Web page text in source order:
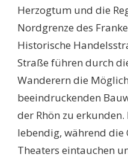
Herzogtum und die
Nordgrenze des
Historische
Straße führen durch
Wanderern die
beeindruckenden
der Rhön zu
lebendig, während die
Theaters eintauchen